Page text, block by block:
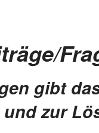
gibt
zur